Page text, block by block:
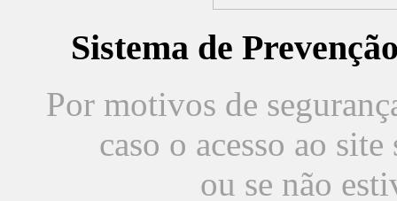
Sistema de
Por motivos de
caso o acesso ao
ou se não